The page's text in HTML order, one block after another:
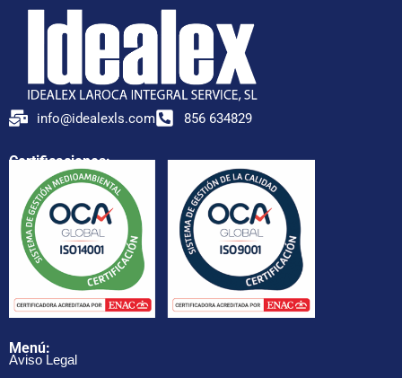
info@idealexls.com 856 634829
Certificaciones:
Menú:
Aviso Legal